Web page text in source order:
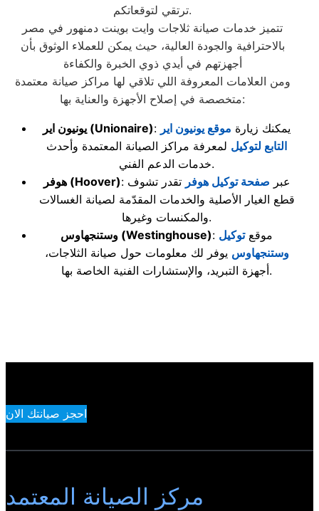
ترتقي لتوقعاتكم.
تتميز خدمات صيانة ثلاجات وايت بوينت دمنهور في مصر
بالاحترافية والجودة العالية، حيث يمكن للعملاء الوثوق بأن
أجهزتهم في أيدي ذوي الخبرة والكفاءة
ومن العلامات المعروفة اللي تلاقي لها مراكز صيانة معتمدة
متخصصة في إصلاح الأجهزة والعناية بها:
يونيون اير (Unionaire) : يمكنك زيارة موقع يونيون اير
التابع لتوكيل لمعرفة مراكز الصيانة المعتمدة وأحدث
خدمات الدعم الفني.
هوفر(Hoover) : عبر صفحة توكيل هوفر تقدر تشوف
قطع الغيار الأصلية والخدمات المقدّمة لصيانة الغسالات
والمكنسات وغيرها.
وستنجهاوس (Westinghouse) : موقعتوكيل
وستنجهاوس يوفر لك معلومات حول صيانة الثلاجات،
أجهزة التبريد، والإستشارات الفنية الخاصة بها.
احجز صيانتك الان
مركز الصيانة المعتمد